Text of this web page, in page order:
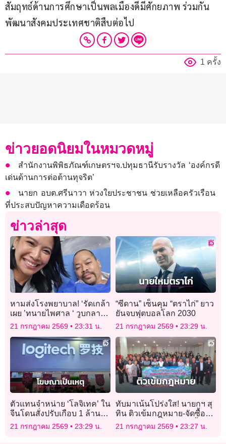
สัมฤทธ์ด้านการศึกษาเป็นพลเมืองดีมีศักยภาพ ร่วมกัน
พัฒนาสังคมประเทศชาติสืบต่อไป
1 ครั้ง
ข่าวยอดนิยมในหมวดหมู่
สำนักงานพิพิธภัณฑ์เกษตรฯจ.ปทุมธานีรับรางวัล ‘องค์กรดี
เด่นด้านการต่อต้านทุจริต’
นายก อบต.ศรีนาวา ห่วงใยประชาชน ช่วยเหลือครัวเรือน
ที่ประสบปัญหาความเดือดร้อน
ข่าวล่าสุด
หามส่งโรงพยาบาล! ‘รัดเกล้า
เผย ’ทนายไพศาล ‘ วูบกลาง
วงประชุม กมธ.พบ หัวใจเต้น
ผิดจังหวะ ตอนนี้ปลอดภัย
แล้ว
21 กรกฎาคม 2569 23:31 น.
“ซีดาน” เซ็นคุม “ตราไก่” ยาว
ยันจบฟุตบอลโลก 2030
21 กรกฎาคม 2569 23:29 น.
ตัวแทนจำหน่าย ‘โลจิเทค’ ใน
จีนโดนสั่งปรับเกือบ 1 ล้าน
บาท เหตุทำโฆษณาเหยียด
ลูกค้าเป็น ‘สุนัข’
21 กรกฎาคม 2569 23:29 น.
ทับมาเน้นโปร่งใส! นายกฯ สุ
ทิน ติวเข้มกฎหมาย-จัดซื้อจัด
จ้าง เจ้าหน้าที่เทศบาล ย้ำใช้
งบแผ่นดินให้คุ้มค่าสูงสุด
21 กรกฎาคม 2569 23:27 น.